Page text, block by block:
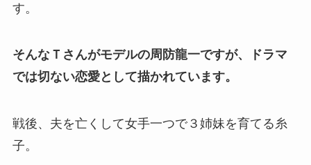
す。
そんなＴさんがモデルの周防龍一ですが、ドラマ
では切ない恋愛として描かれています。
戦後、夫を亡くして女手一つで３姉妹を育てる糸
子。